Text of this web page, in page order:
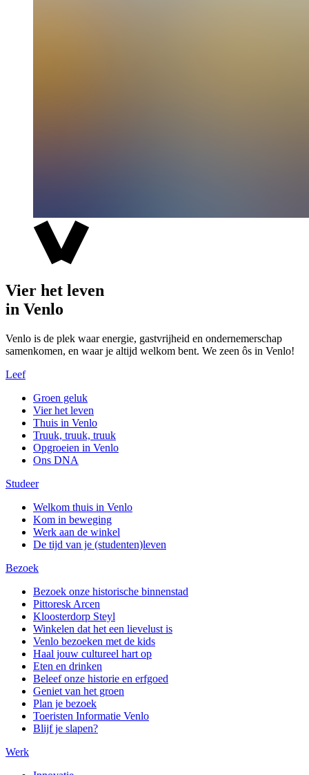
Vier het leven
in Venlo
Venlo is de plek waar energie, gastvrijheid en ondernemerschap
samenkomen, en waar je altijd welkom bent. We zeen ôs in Venlo!
Leef
Groen geluk
Vier het leven
Thuis in Venlo
Truuk, truuk, truuk
Opgroeien in Venlo
Ons DNA
Studeer
Welkom thuis in Venlo
Kom in beweging
Werk aan de winkel
De tijd van je (studenten)leven
Bezoek
Bezoek onze historische binnenstad
Pittoresk Arcen
Kloosterdorp Steyl
Winkelen dat het een lievelust is
Venlo bezoeken met de kids
Haal jouw cultureel hart op
Eten en drinken
Beleef onze historie en erfgoed
Geniet van het groen
Plan je bezoek
Toeristen Informatie Venlo
Blijf je slapen?
Werk